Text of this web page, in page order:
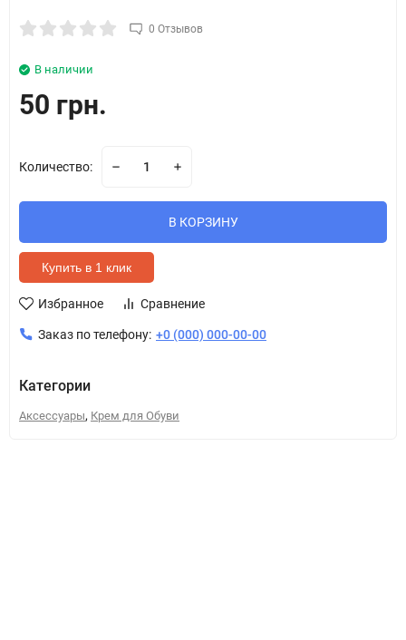
0 Отзывов
В наличии
50 грн.
Количество:
В КОРЗИНУ
Купить в 1 клик
Избранное Сравнение
Заказ по телефону: +0 (000) 000-00-00
Категории
Аксессуары, Крем для Обуви